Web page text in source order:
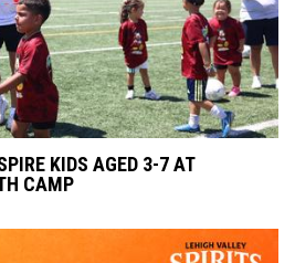
KIDS AGED 3-7 AT
CAMP